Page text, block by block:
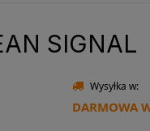
SIGNAL
Wysyłka w:
DARMOWA